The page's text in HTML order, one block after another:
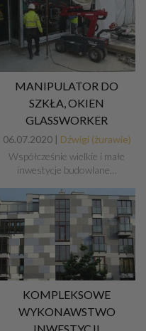
MANIPULATOR DO
SZKŁA, OKIEN
GLASSWORKER
06.07.2020 | Dźwigi (żurawie)
Współcześnie wielkie i małe
inwestycje budowlane…
KOMPLEKSOWE
WYKONAWSTWO
INWESTYCJI